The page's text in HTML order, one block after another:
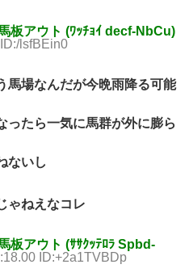
板アウト (ﾜｯﾁｮｲ decf-NbCu)
lsfBEin0
馬場なんだが今晩雨降る可能
ったら一気に馬群が外に膨ら
ないし
ゃねえなコレ
板アウト (ｻｻｸｯﾃﾛﾗ Spbd-
ID:+2a1TVBDp